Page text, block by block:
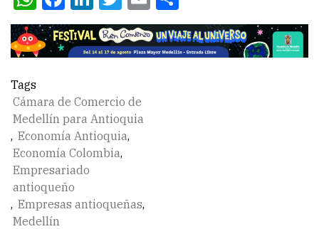
Tags
Cámara de Comercio de
Medellín para Antioquia
, Economía Antioquia,
Economía Colombia,
Empresariado
antioqueño
, Empresas antioqueñas,
Medellín